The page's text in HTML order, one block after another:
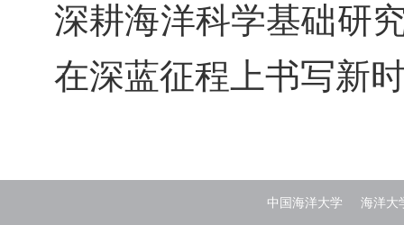
深耕海洋科学基础研
在深蓝征程上书写新
中国海洋大学 海洋大